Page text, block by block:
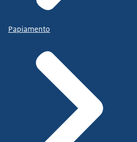
Papiamento